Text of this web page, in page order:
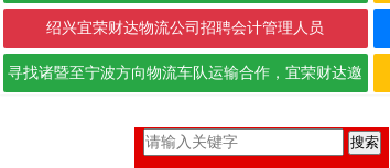
合作···
绍兴宜荣财达物流公司招聘会计管理人员
寻找诸暨至宁波方向物流车队运输合作，宜荣财达邀
搜索